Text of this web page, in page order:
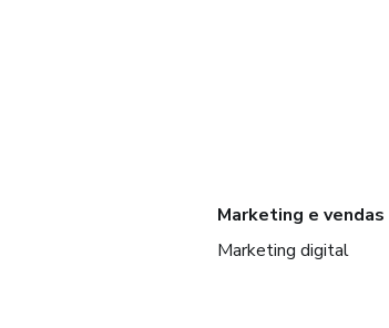
Marketing e vendas
Marketing digital